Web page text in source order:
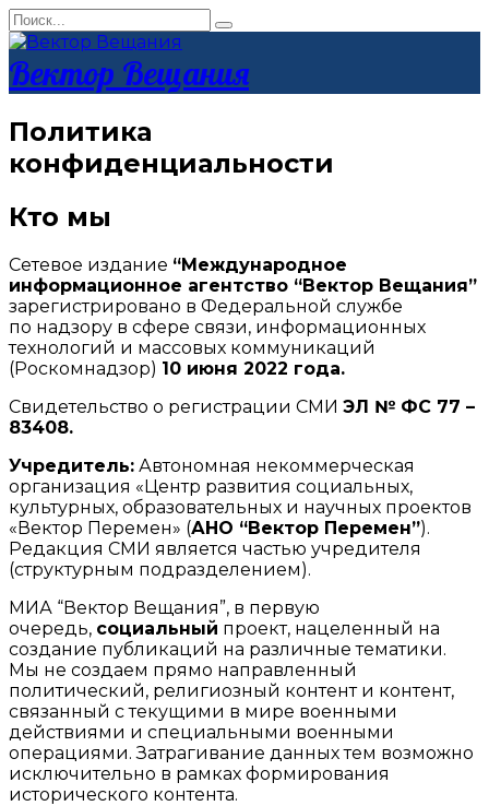
Перейти
к
контенту
Search
for:
Вектор Вещания
Политика
конфиденциальности
Кто мы
Сетевое издание “Международное
информационное агентство “Вектор Вещания”
зарегистрировано в Федеральной службе
по надзору в сфере связи, информационных
технологий и массовых коммуникаций
(Роскомнадзор) 10 июня 2022 года.
Свидетельство о регистрации СМИ ЭЛ № ФС 77 –
83408.
Учредитель: Автономная некоммерческая
организация «Центр развития социальных,
культурных, образовательных и научных проектов
«Вектор Перемен» (АНО “Вектор Перемен”).
Редакция СМИ является частью учредителя
(структурным подразделением).
МИА “Вектор Вещания”, в первую
очередь, социальный проект, нацеленный на
создание публикаций на различные тематики.
Мы не создаем прямо направленный
политический, религиозный контент и контент,
связанный с текущими в мире военными
действиями и специальными военными
операциями. Затрагивание данных тем возможно
исключительно в рамках формирования
исторического контента.